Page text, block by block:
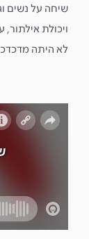
שיחה על נשים
ויכולת
לא היתה